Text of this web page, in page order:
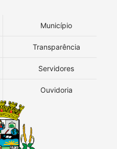
Município
Transparência
Servidores
Ouvidoria